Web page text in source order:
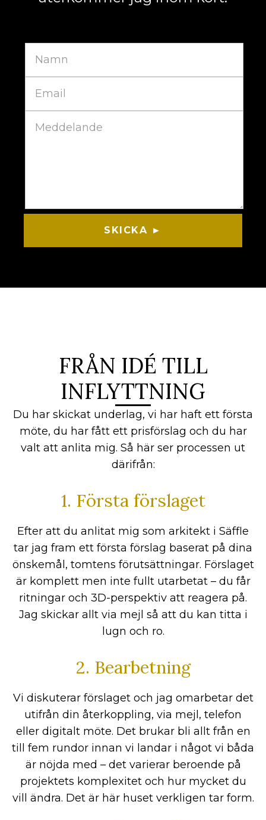
SKICKA ►
FRÅN IDÉ TILL
INFLYTTNING
Du har skickat underlag, vi har haft ett första
möte, du har fått ett prisförslag och du har
valt att anlita mig. Så här ser processen ut
därifrån:
1. Första förslaget
Efter att du anlitat mig som arkitekt i Säffle
tar jag fram ett första förslag baserat på dina
önskemål, tomtens förutsättningar. Förslaget
är komplett men inte fullt utarbetat – du får
ritningar och 3D-perspektiv att reagera på.
Jag skickar allt via mejl så att du kan titta i
lugn och ro.
2. Bearbetning
Vi diskuterar förslaget och jag omarbetar det
utifrån din återkoppling, via mejl, telefon
eller digitalt möte. Det brukar bli allt från en
till fem rundor innan vi landar i något vi båda
är nöjda med – det varierar beroende på
projektets komplexitet och hur mycket du
vill ändra. Det är här huset verkligen tar form.